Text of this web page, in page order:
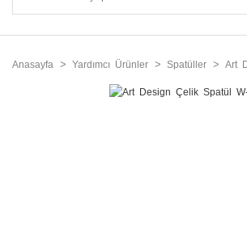
Anasayfa Yardımcı Ürünler Spatüller Art